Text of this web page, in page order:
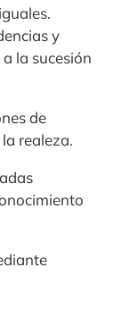
y
la sucesión
de
realeza.